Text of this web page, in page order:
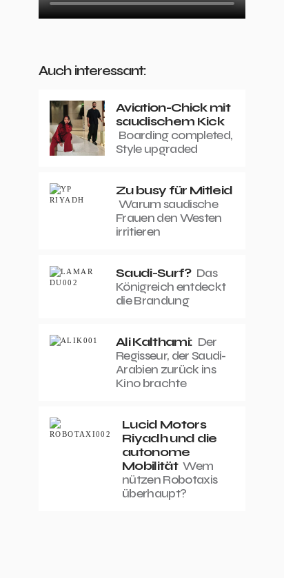
Auch interessant:
Aviation-Chick mit
saudischem Kick
Boarding completed,
Style upgraded
Zu busy für Mitleid
Warum saudische
Frauen den Westen
irritieren
Saudi-Surf? Das
Königreich entdeckt
die Brandung
Ali Kalthami: Der
Regisseur, der Saudi-
Arabien zurück ins
Kino brachte
Lucid Motors
Riyadh und die
autonome
Mobilität Wem
nützen Robotaxis
überhaupt?